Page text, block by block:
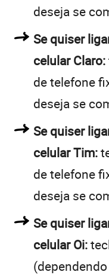
deseja se
Se quiser
celular Claro:
de telefone
deseja se
Se quiser
celular Tim:
de telefone
deseja se
Se quiser
celular Oi: